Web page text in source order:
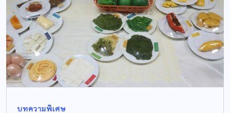
บทความพิเศษ